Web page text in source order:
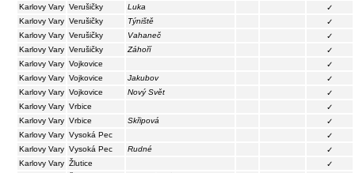
Karlovy Vary Verušičky Luka
✓
Karlovy Vary Verušičky Týniště
✓
Karlovy Vary Verušičky Vahaneč
✓
Karlovy Vary Verušičky Záhoří
✓
Karlovy Vary Vojkovice
✓
Karlovy Vary Vojkovice Jakubov
✓
Karlovy Vary Vojkovice Nový Svět
✓
Karlovy Vary Vrbice
✓
Karlovy Vary Vrbice Skřipová
✓
Karlovy Vary Vysoká Pec
✓
Karlovy Vary Vysoká Pec Rudné
✓
Karlovy Vary Žlutice
✓